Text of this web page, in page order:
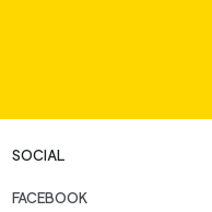
SOCIAL
FACEBOOK